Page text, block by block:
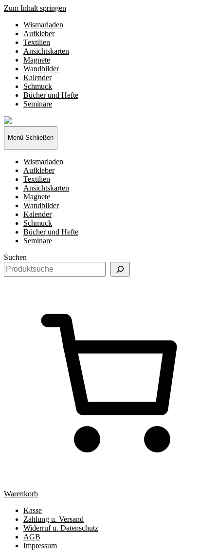
Zum Inhalt springen
Wismarladen
Aufkleber
Textilien
Ansichtskarten
Magnete
Wandbilder
Kalender
Schmuck
Bücher und Hefte
Seminare
Wismarladen
-
deine
Produzentengemeinschaft
Menü Schließen
Wismarladen
Aufkleber
Textilien
Ansichtskarten
Magnete
Wandbilder
Kalender
Schmuck
Bücher und Hefte
Seminare
Suchen
Warenkorb
Kasse
Zahlung u. Versand
Widerruf u. Datenschutz
AGB
Impressum